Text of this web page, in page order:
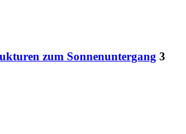
zum Sonnenuntergang 3